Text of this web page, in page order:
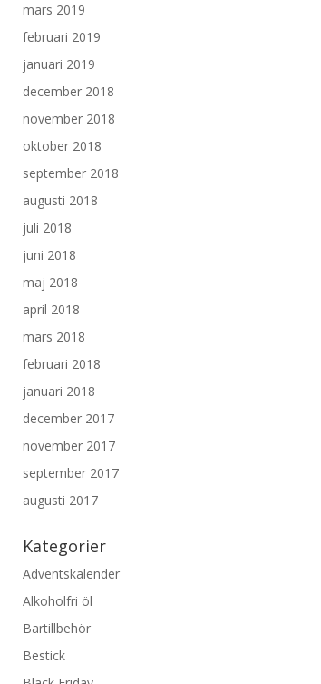
mars 2019
februari 2019
januari 2019
december 2018
november 2018
oktober 2018
september 2018
augusti 2018
juli 2018
juni 2018
maj 2018
april 2018
mars 2018
februari 2018
januari 2018
december 2017
november 2017
september 2017
augusti 2017
Kategorier
Adventskalender
Alkoholfri öl
Bartillbehör
Bestick